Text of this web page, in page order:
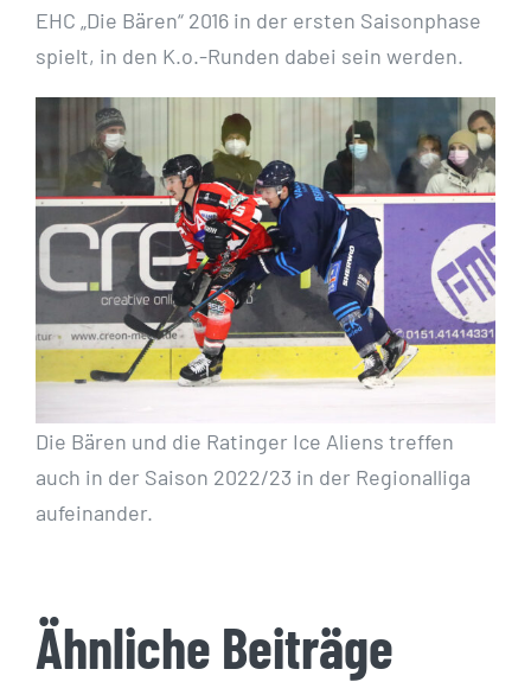
EHC „Die Bären“ 2016 in der ersten Saisonphase
spielt, in den K.o.-Runden dabei sein werden.
Die Bären und die Ratinger Ice Aliens treffen
auch in der Saison 2022/23 in der Regionalliga
aufeinander.
Ähnliche Beiträge